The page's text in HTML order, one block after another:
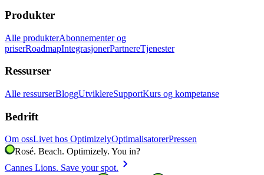
Produkter
Alle produkterAbonnementer og
priserRoadmapIntegrasjonerPartnereTjenester
Ressurser
Alle ressurserBloggUtviklereSupportKurs og kompetanse
Bedrift
Om ossLivet hos OptimizelyOptimalisatorerPressen
Rosé. Beach. Optimizely. You in?
Cannes Lions. Save your spot. chevron_right